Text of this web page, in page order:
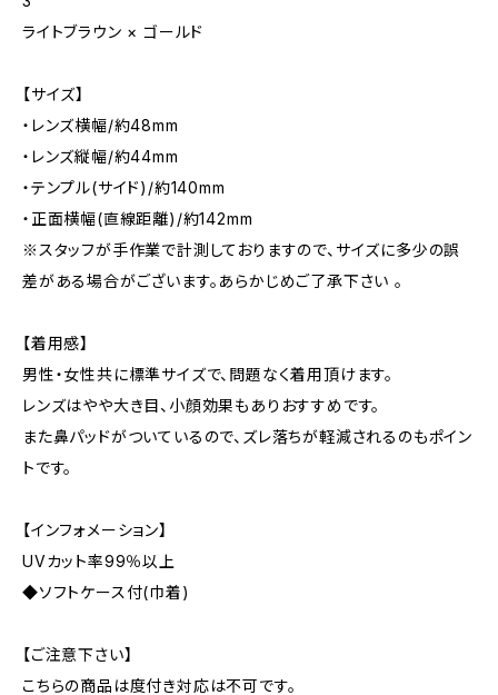
ライトブラウン × ゴールド
【サイズ】
・レンズ横幅/約48mm
・レンズ縦幅/約44mm
・テンプル(サイド)/約140mm
・正面横幅(直線距離)/約142mm
※スタッフが手作業で計測しておりますので、サイズに多少の誤
差がある場合がございます。あらかじめご了承下さい 。
【着用感】
男性・女性共に標準サイズで、問題なく着用頂けます。
レンズはやや大き目、小顔効果もありおすすめです。
また鼻パッドがついているので、ズレ落ちが軽減されるのもポイン
トです。
【インフォメーション】
UVカット率99％以上
◆ソフトケース付(巾着)
【ご注意下さい】
こちらの商品は度付き対応は不可です。